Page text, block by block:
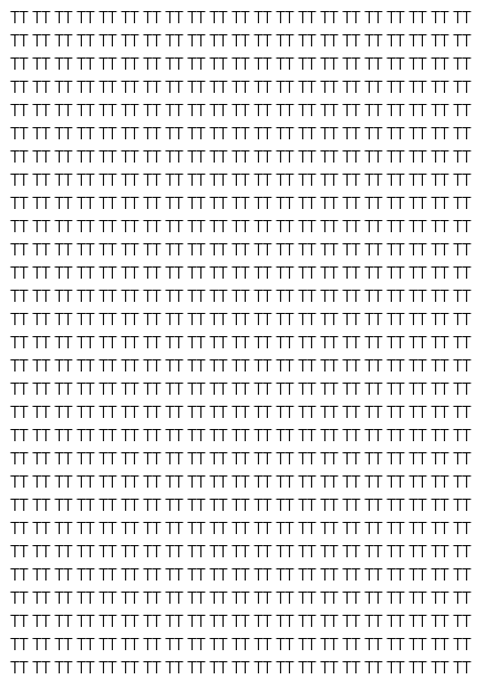
TT TT TT TT TT TT TT TT TT TT TT TT TT TT TT TT TT TT TT TT TT
TT TT TT TT TT TT TT TT TT TT TT TT TT TT TT TT TT TT TT TT TT
TT TT TT TT TT TT TT TT TT TT TT TT TT TT TT TT TT TT TT TT TT
TT TT TT TT TT TT TT TT TT TT TT TT TT TT TT TT TT TT TT TT TT
TT TT TT TT TT TT TT TT TT TT TT TT TT TT TT TT TT TT TT TT TT
TT TT TT TT TT TT TT TT TT TT TT TT TT TT TT TT TT TT TT TT TT
TT TT TT TT TT TT TT TT TT TT TT TT TT TT TT TT TT TT TT TT TT
TT TT TT TT TT TT TT TT TT TT TT TT TT TT TT TT TT TT TT TT TT
TT TT TT TT TT TT TT TT TT TT TT TT TT TT TT TT TT TT TT TT TT
TT TT TT TT TT TT TT TT TT TT TT TT TT TT TT TT TT TT TT TT TT
TT TT TT TT TT TT TT TT TT TT TT TT TT TT TT TT TT TT TT TT TT
TT TT TT TT TT TT TT TT TT TT TT TT TT TT TT TT TT TT TT TT TT
TT TT TT TT TT TT TT TT TT TT TT TT TT TT TT TT TT TT TT TT TT
TT TT TT TT TT TT TT TT TT TT TT TT TT TT TT TT TT TT TT TT TT
TT TT TT TT TT TT TT TT TT TT TT TT TT TT TT TT TT TT TT TT TT
TT TT TT TT TT TT TT TT TT TT TT TT TT TT TT TT TT TT TT TT TT
TT TT TT TT TT TT TT TT TT TT TT TT TT TT TT TT TT TT TT TT TT
TT TT TT TT TT TT TT TT TT TT TT TT TT TT TT TT TT TT TT TT TT
TT TT TT TT TT TT TT TT TT TT TT TT TT TT TT TT TT TT TT TT TT
TT TT TT TT TT TT TT TT TT TT TT TT TT TT TT TT TT TT TT TT TT
TT TT TT TT TT TT TT TT TT TT TT TT TT TT TT TT TT TT TT TT TT
TT TT TT TT TT TT TT TT TT TT TT TT TT TT TT TT TT TT TT TT TT
TT TT TT TT TT TT TT TT TT TT TT TT TT TT TT TT TT TT TT TT TT
TT TT TT TT TT TT TT TT TT TT TT TT TT TT TT TT TT TT TT TT TT
TT TT TT TT TT TT TT TT TT TT TT TT TT TT TT TT TT TT TT TT TT
TT TT TT TT TT TT TT TT TT TT TT TT TT TT TT TT TT TT TT TT TT
TT TT TT TT TT TT TT TT TT TT TT TT TT TT TT TT TT TT TT TT TT
TT TT TT TT TT TT TT TT TT TT TT TT TT TT TT TT TT TT TT TT TT
TT TT TT TT TT TT TT TT TT TT TT TT TT TT TT TT TT TT TT TT TT